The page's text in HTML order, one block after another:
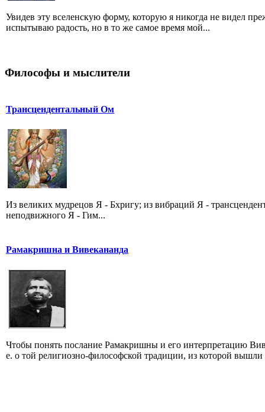
Увидев эту вселенскую форму, которую я никогда не видел
испытываю радость, но в то же самое время мой...
Философы и мыслители
Трансцендентальный Ом
Из великих мудрецов Я - Бхригу; из вибраций Я -
неподвижного Я - Гим...
Рамакришна и Вивекананда
Чтобы понять послание Рамакришны и его интерпретацию
е. о той религиозно-философской традиции, из которой